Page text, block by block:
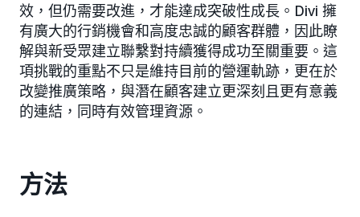
效，但仍需要改進，才能達成突破性成長。Divi 擁
有廣大的行銷機會和高度忠誠的顧客群體，因此瞭
解與新受眾建立聯繫對持續獲得成功至關重要。這
項挑戰的重點不只是維持目前的營運軌跡，更在於
改變推廣策略，與潛在顧客建立更深刻且更有意義
的連結，同時有效管理資源。
方法